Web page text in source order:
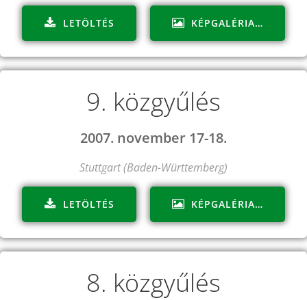
LETÖLTÉS KÉPGALÉRIA…
9. közgyűlés
2007. november 17-18.
Stuttgart (Baden-Württemberg)
LETÖLTÉS KÉPGALÉRIA…
8. közgyűlés